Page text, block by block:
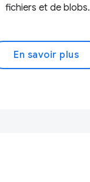
fichiers et de blobs.
En savoir plus